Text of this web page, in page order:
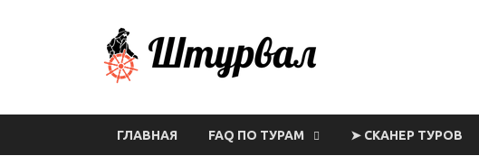
ГЛАВНАЯ FAQ ПО ТУРАМ ➤ СКАНЕР ТУРОВ